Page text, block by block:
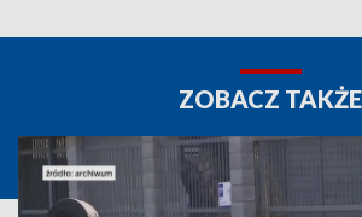
ZOBACZ TAKŻE